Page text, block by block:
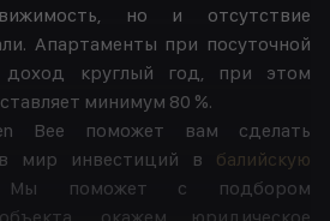
но и отсутствие
Апартаменты при посуточной
доход круглый год, при этом
минимум 80 %.
Bee поможет вам сделать
мир инвестиций в балийскую
поможет с подбором